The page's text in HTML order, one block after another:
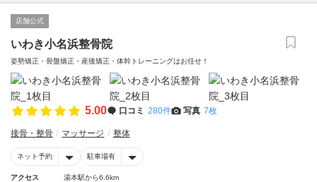
店舗公式
いわき小名浜整骨院
姿勢矯正・骨盤矯正・産後矯正・体幹トレーニングはお任せ！
5.00 口コミ 280件 写真 7枚
接骨・整骨 マッサージ 整体
ネット予約 駐車場有
アクセス
湯本駅から6.6km